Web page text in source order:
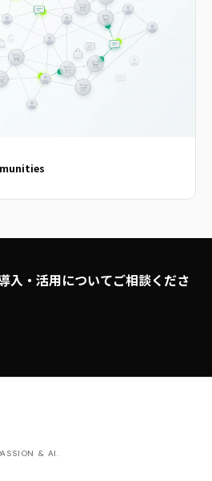
入・活用についてご相談くださ
& AI.